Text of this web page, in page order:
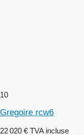
10
Gregoire rcw6
22 020 € TVA incluse